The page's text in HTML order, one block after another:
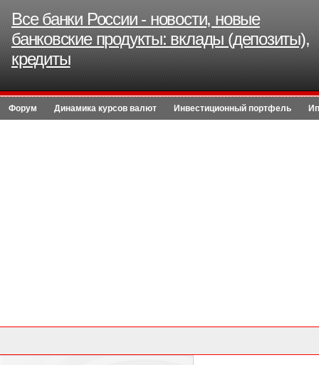
Все банки России - новости, новые
банковские продукты: вклады (депозиты),
кредиты
Форум Динамика курсов валют Инвестиционный портфель